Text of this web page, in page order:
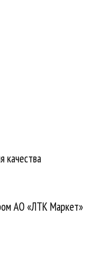
качества
АО «ЛТК Маркет»